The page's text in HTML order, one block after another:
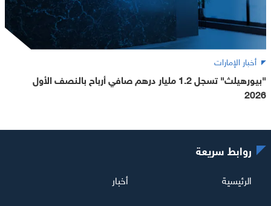
أخبار الإمارات
"بيورهيلث" تسجل 1.2 مليار درهم صافي أرباح بالنصف الأول
2026
روابط سريعة
الرئيسية أخبار